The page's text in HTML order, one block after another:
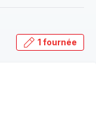
1 fournée